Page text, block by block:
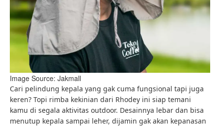
Image Source: Jakmall
Cari pelindung kepala yang gak cuma fungsional tapi juga
keren? Topi rimba kekinian dari Rhodey ini siap temani
kamu di segala aktivitas outdoor. Desainnya lebar dan bisa
menutup kepala sampai leher, dijamin gak akan kepanasan